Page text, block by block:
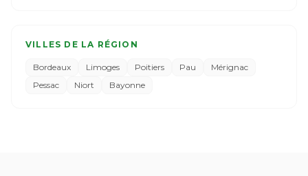
VILLES DE LA RÉGION
Bordeaux Limoges Poitiers Pau
Mérignac
Pessac
Niort Bayonne